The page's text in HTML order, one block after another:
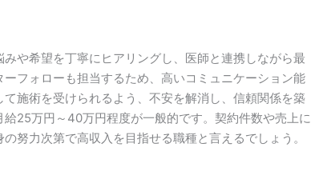
や希望を丁寧にヒアリングし、医師と連携しながら最
フォローも担当するため、高いコミュニケーション能
施術を受けられるよう、不安を解消し、信頼関係を築
25万円～40万円程度が一般的です。契約件数や売上に
努力次第で高収入を目指せる職種と言えるでしょう。